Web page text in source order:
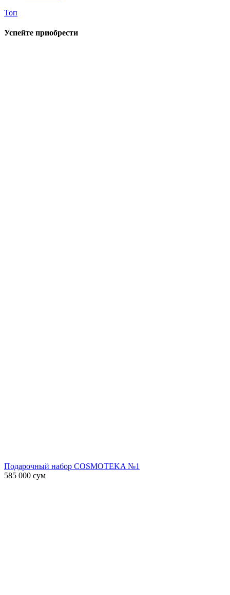
Топ
Успейте приобрести
Подарочный набор COSMOTEKA №1
585 000 сум